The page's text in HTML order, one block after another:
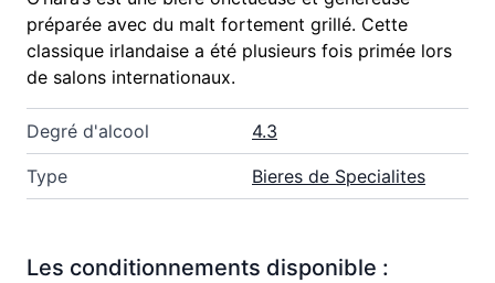
préparée avec du malt fortement grillé. Cette
classique irlandaise a été plusieurs fois primée lors
de salons internationaux.
Degré d'alcool 4.3
Type Bieres de Specialites
Les conditionnements disponible :